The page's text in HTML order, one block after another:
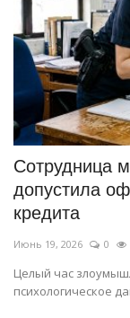
Сотрудница
допустила
кредита
Июнь 19, 2026 0
Целый час
психологическое